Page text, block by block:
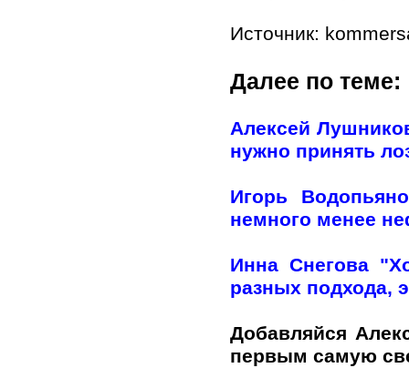
Источник:
Далее по теме:
Алексей
нужно принять
Игорь
немного менее
Инна Снегова
разных подхода,
Добавляйся
первым самую